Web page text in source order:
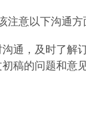
注意以下沟通方
通，及时了解
稿的问题和意